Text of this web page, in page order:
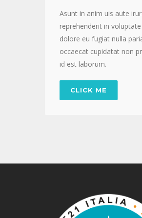
Asunt in anim uis aute
reprehenderit in
dolore eu fugiat nulla
occaecat cupidatat non
id est laborum.
CLICK ME